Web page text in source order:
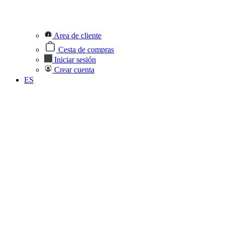
Area de cliente
Cesta de compras
Iniciar sesión
Crear cuenta
ES